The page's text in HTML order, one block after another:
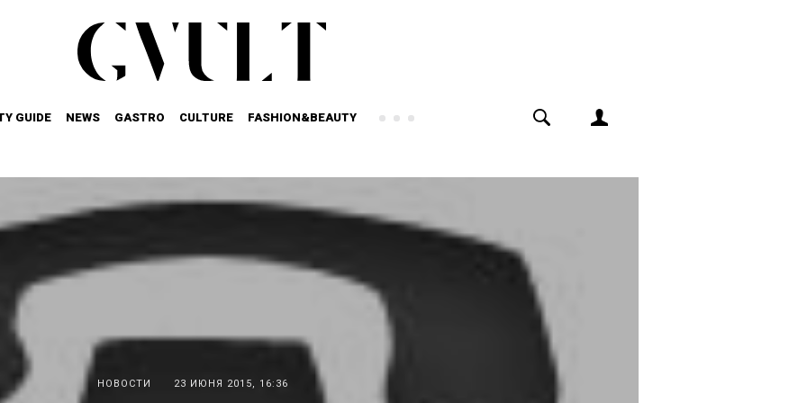
GUIDE NEWS GASTRO CULTURE FASHION&BEAUTY
НОВОСТИ 23 ИЮНЯ 2015, 16:36